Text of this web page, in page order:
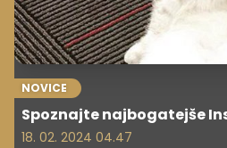
NOVICE
Spoznajte najbogatejše
18. 02. 2024 04.47